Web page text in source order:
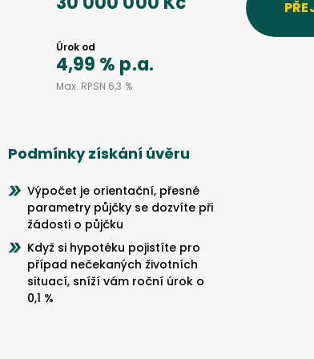
Úrok od
4,99 % p.a.
Max. RPSN 6,3 %
Podmínky získání úvěru
Výpočet je orientační, přesné
parametry půjčky se dozvíte při
žádosti o půjčku
Když si hypotéku pojistíte pro
případ nečekaných životních
situací, sníží vám roční úrok o
0,1 %